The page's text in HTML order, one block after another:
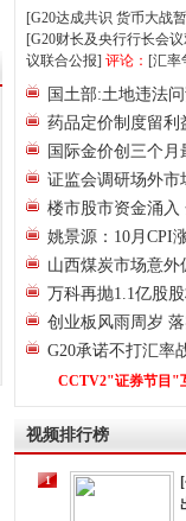
[G20达成共识 货币大战
[G20财长及央行行长会
议联合公报] 评论： [汇率
国土部:土地违法
药品定价制度留利
国际金价创三个
证监会调研场外市
楼市股市资金涌入
姚景源：10月CPI
山西煤炭市场意
万科再抛1.1亿股
创业板风雨周岁
G20承诺不打汇率
CCTV2"证券节目"
视频排行榜
1